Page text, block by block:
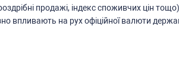
продажі, індекc cпоживчих цін
впливають на рух офіційної валюти